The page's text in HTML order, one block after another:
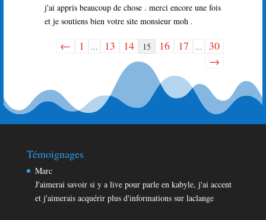
j'ai appris beaucoup de chose . merci encore une fois
et je soutiens bien votre site monsieur moh .
Navigation
du
livre
d’or
← 1 ... 13 14 15 16 17 ...
30
→
Témoignages
Marc
J'aimerai savoir si y a live pour parle en kabyle, j'ai accent
et j'aimerais acquérir plus d'informations sur laclange